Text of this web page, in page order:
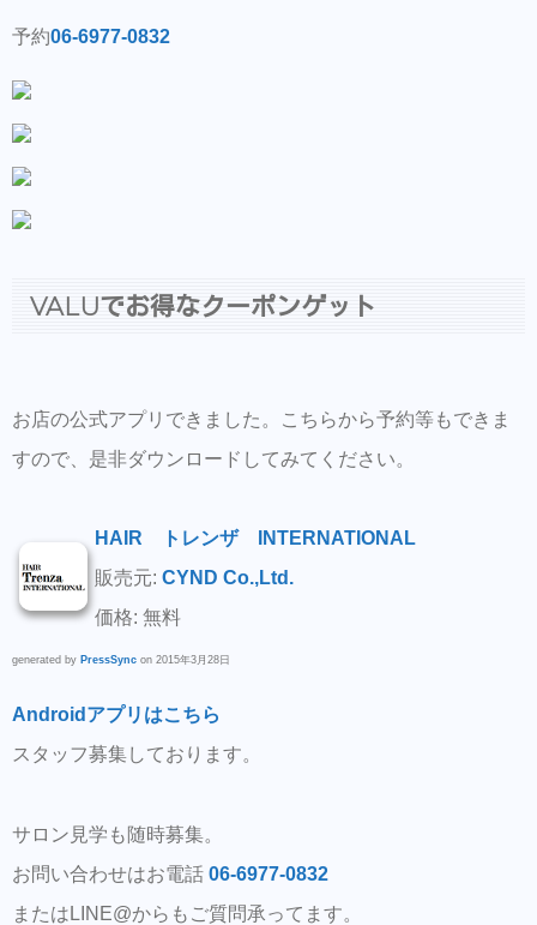
予約06-6977-0832
VALUでお得なクーポンゲット
お店の公式アプリできました。こちらから予約等もできま
すので、是非ダウンロードしてみてください。
HAIR トレンザ INTERNATIONAL
販売元: CYND Co.,Ltd.
価格: 無料
generated by PressSync on 2015年3月28日
Androidアプリはこちら
スタッフ募集しております。
サロン見学も随時募集。
お問い合わせはお電話 06-6977-0832
またはLINE@からもご質問承ってます。